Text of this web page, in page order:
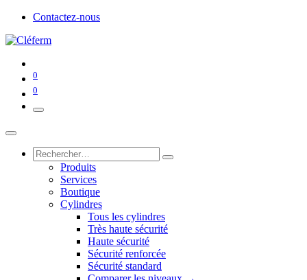
Contactez-nous
0
0
Produits
Services
Boutique
Cylindres
Tous les cylindres
Très haute sécurité
Haute sécurité
Sécurité renforcée
Sécurité standard